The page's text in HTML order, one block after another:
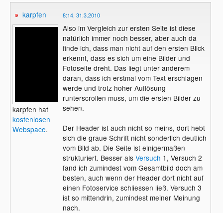
Ich hoffe die Seite gefällt euch.
Ich bin für jeden Vorschlag und
Verbesserungen offen.
Gruß,
Fotos-gut-und-schnell
karpfen
karpfen hat
kostenlosen
Webspace.
8:14, 31.3.2010
Also im Vergleich zur ersten Seite ist diese
natürlich immer noch besser, aber auch da
finde ich, dass man nicht auf den ersten Blick
erkennt, dass es sich um eine Bilder und
Fotoseite dreht. Das liegt unter anderem
daran, dass ich erstmal vom Text erschlagen
werde und trotz hoher Auflösung
runterscrollen muss, um die ersten Bilder zu
sehen.
Der Header ist auch nicht so meins, dort hebt
sich die graue Schrift nicht sonderlich deutlich
vom Bild ab. Die Seite ist einigermaßen
strukturiert. Besser als Versuch 1, Versuch 2
fand ich zumindest vom Gesamtbild doch am
besten, auch wenn der Header dort nicht auf
einen Fotoservice schliessen ließ. Versuch 3
ist so mittendrin, zumindest meiner Meinung
nach.